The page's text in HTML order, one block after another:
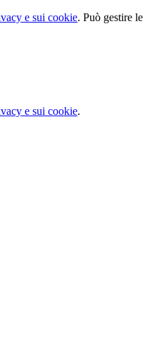
e sui cookie. Può gestire le
e sui cookie.